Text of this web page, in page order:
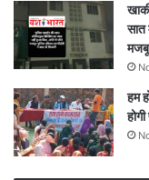
सात
हम